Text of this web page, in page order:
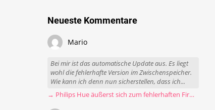
Neueste Kommentare
Mario
Bei mir ist das automatische Update aus. Es liegt
wohl die fehlerhafte Version im Zwischenspeicher.
Wie kann ich denn nun sicherstellen, dass ich...
→ Philips Hue äußerst sich zum fehlerhaften Firmware-Update